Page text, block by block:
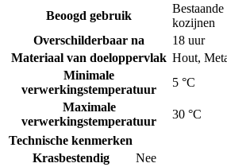
Beoogd gebruik
kozijnen
Overschilderbaar na
18 uur
Materiaal van doeloppervlak Hout,
Minimale
verwerkingstemperatuur
5 °C
Maximale
verwerkingstemperatuur
30 °C
Technische kenmerken
Krasbestendig
Nee